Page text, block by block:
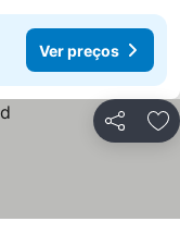
Ver preços
Partilhar